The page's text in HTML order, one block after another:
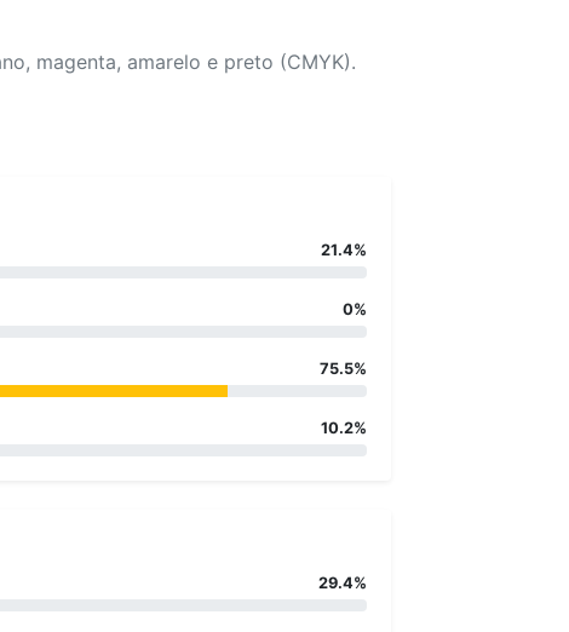
magenta, amarelo e preto (CMYK).
21.4%
0%
75.5%
10.2%
29.4%